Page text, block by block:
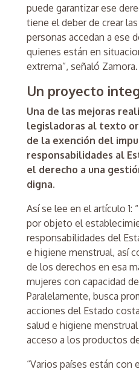
puede garantizar ese
tiene el deber de crear
personas accedan a ese
quienes están en
extrema”, señaló Zamora.
Un proyecto
Una de las mejoras
legisladoras al texto
de la exención del
responsabilidades al
el derecho a una
digna.
Así se lee en el artículo 1:
por objeto el
responsabilidades del
e higiene menstrual, así
de los derechos en esa
mujeres con capacidad
Paralelamente, busca
acciones del Estado
salud e higiene
acceso a los productos
“Varios países están con